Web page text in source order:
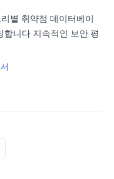
별 취약점 데이터베이
니다 지속적인 보안 평